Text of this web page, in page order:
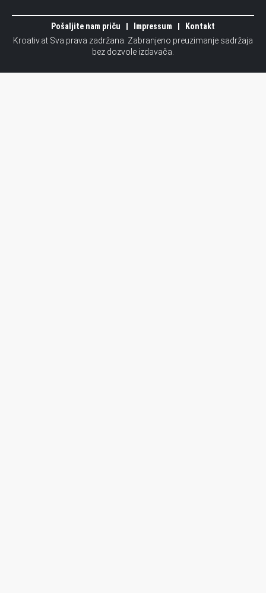
Pošaljite nam priču Impressum
Kontakt
Kroativ.at Sva prava zadržana. Zabranjeno preuzimanje sadržaja
bez dozvole izdavača.